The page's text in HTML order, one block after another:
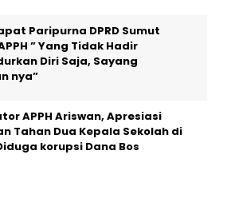
Paripurna DPRD Sumut
” Yang Tidak Hadir
Diri Saja, Sayang
nya”
APPH Ariswan, Apresiasi
Tahan Dua Kepala Sekolah di
korupsi Dana Bos